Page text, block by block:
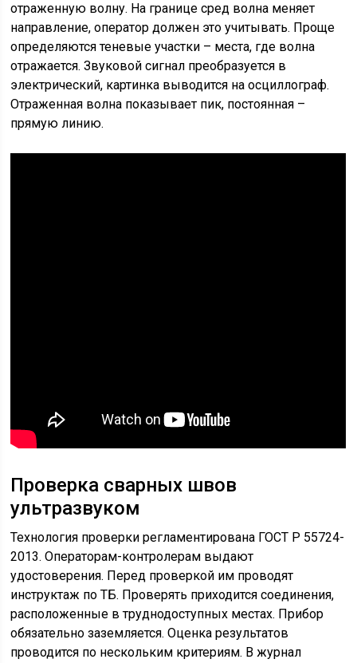
отраженную волну. На границе сред волна меняет
направление, оператор должен это учитывать. Проще
определяются теневые участки – места, где волна
отражается. Звуковой сигнал преобразуется в
электрический, картинка выводится на осциллограф.
Отраженная волна показывает пик, постоянная –
прямую линию.
Проверка сварных швов
ультразвуком
Технология проверки регламентирована ГОСТ Р 55724-
2013. Операторам-контролерам выдают
удостоверения. Перед проверкой им проводят
инструктаж по ТБ. Проверять приходится соединения,
расположенные в труднодоступных местах. Прибор
обязательно заземляется. Оценка результатов
проводится по нескольким критериям. В журнал